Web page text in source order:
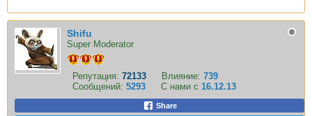
Shifu
Super Moderator
Репутация: 72133 Влияние: 739
Сообщений: 5293 С нами с 16.12.13
Share